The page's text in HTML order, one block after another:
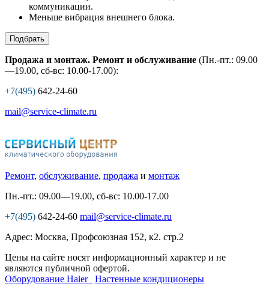
коммуникации.
Меньше вибрация внешнего блока.
Подбрать
Продажа и монтаж. Ремонт и обслуживание (Пн.-пт.: 09.00
—19.00, сб-вс: 10.00-17.00):
+7(495) 642-24-60
mail@service-climate.ru
Ремонт, обслуживание, продажа и монтаж
Пн.-пт.: 09.00—19.00, сб-вс: 10.00-17.00
+7(495) 642-24-60 mail@service-climate.ru
Адрес: Москва, Профсоюзная 152, к2. стр.2
Цены на сайте носят информационный характер и не
являются публичной офертой.
Оборудование Haier
Настенные кондиционеры